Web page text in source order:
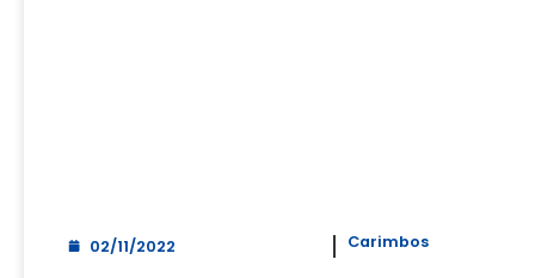
02/11/2022 Carimbos